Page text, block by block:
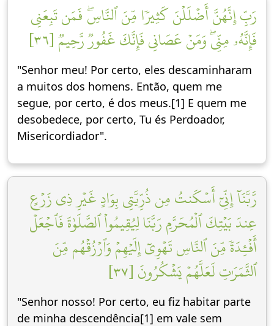
رَبِّ إِنَّهُنَّ أَضۡلَلۡنَ كَثِيرٗا مِّنَ ٱلنَّاسِۖ فَمَن تَبِعَنِي
فَإِنَّهُۥ مِنِّيۖ وَمَنۡ عَصَانِي فَإِنَّكَ غَفُورٞ رَّحِيمٞ [٣٦]
"Senhor meu! Por certo, eles descaminharam
a muitos dos homens. Então, quem me
segue, por certo, é dos meus.[1] E quem me
desobedece, por certo, Tu és Perdoador,
Misericordiador".
رَّبَّنَآ إِنِّيٓ أَسۡكَنتُ مِن ذُرِّيَّتِي بِوَادٍ غَيۡرِ ذِي زَرۡعٍ
عِندَ بَيۡتِكَ ٱلۡمُحَرَّمِ رَبَّنَا لِيُقِيمُواْ ٱلصَّلَوٰةَ فَٱجۡعَلۡ
أَفۡـِٔدَةٗ مِّنَ ٱلنَّاسِ تَهۡوِيٓ إِلَيۡهِمۡ وَٱرۡزُقۡهُم مِّنَ
ٱلثَّمَرَٰتِ لَعَلَّهُمۡ يَشۡكُرُونَ [٣٧]
"Senhor nosso! Por certo, eu fiz habitar parte
de minha descendência[1] em vale sem